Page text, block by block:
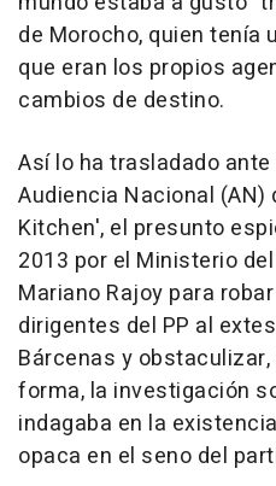
de Morocho, quien tenía
que eran los propios
cambios de destino.
Así lo ha trasladado
Audiencia Nacional
Kitchen', el presunto
2013 por el Ministerio
Mariano Rajoy para
dirigentes del PP al
Bárcenas y
forma, la investigación
indagaba en la
opaca en el seno del